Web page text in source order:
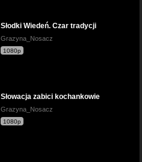
Słodki Wiedeń. Czar tradycji
Grazyna_Nosacz
1080p
Słowacja zabici kochankowie
Grazyna_Nosacz
1080p